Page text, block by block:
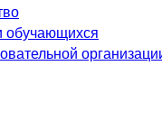
обучающихся